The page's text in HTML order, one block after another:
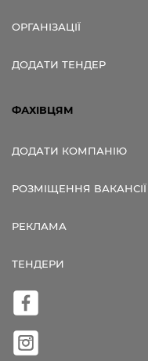
ОРГАНІЗАЦІЇ
ДОДАТИ ТЕНДЕР
ФАХІВЦЯМ
ДОДАТИ КОМПАНІЮ
РОЗМІЩЕННЯ ВАКАНСІЇ
РЕКЛАМА
ТЕНДЕРИ